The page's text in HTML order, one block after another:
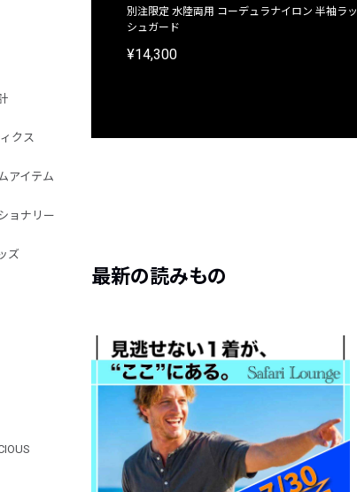
クス
アイテム
ョナリー
ズ
別注限定 水陸両用 コーデュラナイロン 半袖ラッ
シュガード
¥14,300
最新の読みもの